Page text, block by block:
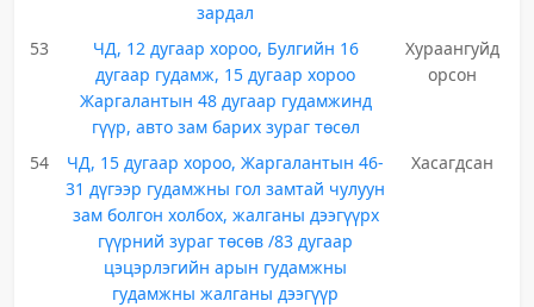
зардал
53
ЧД, 12 дугаар хороо, Булгийн 16
дугаар гудамж, 15 дугаар хороо
Жаргалантын 48 дугаар гудамжинд
гүүр, авто зам барих зураг төсөл
Хураангуйд
орсон
54
ЧД, 15 дугаар хороо, Жаргалантын 46-
31 дүгээр гудамжны гол замтай чулуун
зам болгон холбох, жалганы дээгүүрх
гүүрний зураг төсөв /83 дугаар
цэцэрлэгийн арын гудамжны
гудамжны жалганы дээгүүр
Хасагдсан